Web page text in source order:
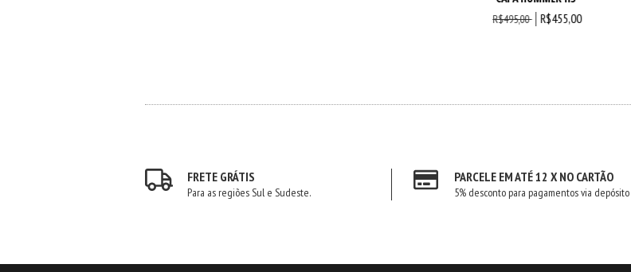
R$495,00 R$455,00
FRETE GRÁTIS
Para as regiões Sul e Sudeste.
PARCELE EM ATÉ 12 X NO CARTÃO
5% desconto para pagamentos via depósito